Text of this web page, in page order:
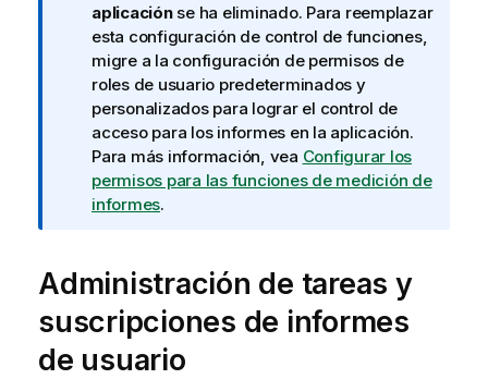
t
a
i
n
f
o
r
m
a
v
a
aplicaciónse ha eliminado. Para reemplazar
esta configuración de control de funciones,
migre a la configuración de permisos de
roles de usuario predeterminados y
personalizados para lograr el control de
acceso para los informes en la aplicación.
Para más información, vea Configurar los
permisos para las funciones de medición de
informes.
Administración de tareas y
suscripciones de informes
de usuario